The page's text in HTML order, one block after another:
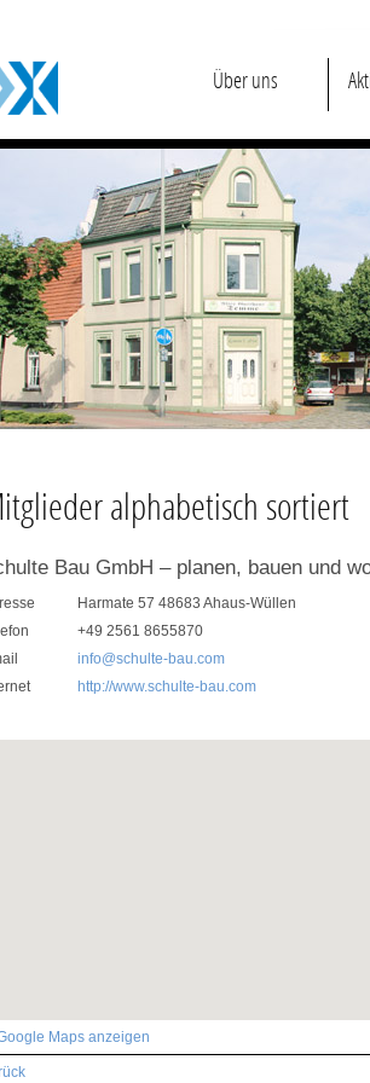
Über uns
alphabetisch sortiert
Bau GmbH – planen, bauen und
Harmate 57 48683 Ahaus-Wüllen
+49 2561 8655870
info@schulte-bau.com
http://www.schulte-bau.com
Maps anzeigen